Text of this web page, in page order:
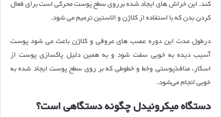
کند. این خراش های ایجاد شده برروی سطح پوست محرکی است برای فعال
کردن بدن که با استفاده از کلاژن و الاستین ترمیم می شود.
درطول مدت این دوره عصب های عروقی و کلاژن باعث می شود پوست
آسیب دیده به خوبی سفت شود و به همین دلیل پاکسازی پوست از
اسکار، منافذپوستی وخط و خطوطی که بر روی سطح پوست ایجاد شده به
خوبی انجام می‌شود.
دستگاه میکرونیدل چگونه دستگاهی است؟